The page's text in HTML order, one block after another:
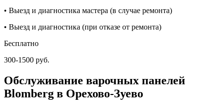
• Выезд и диагностика мастера (в случае ремонта)
• Выезд и диагностика (при отказе от ремонта)
Бесплатно
300-1500 руб.
Обслуживание варочных панелей
Blomberg в Орехово-Зуево